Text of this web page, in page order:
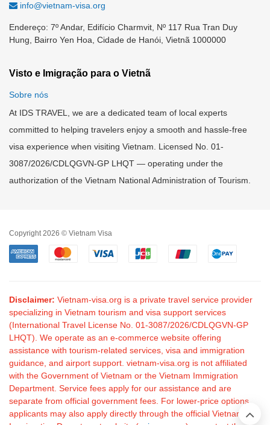
info@vietnam-visa.org
Endereço: 7º Andar, Edifício Charmvit, Nº 117 Rua Tran Duy
Hung, Bairro Yen Hoa, Cidade de Hanói, Vietnã 1000000
Visto e Imigração para o Vietnã
Sobre nós
At IDS TRAVEL, we are a dedicated team of local experts
committed to helping travelers enjoy a smooth and hassle-free
visa experience when visiting Vietnam. Licensed No. 01-
3087/2026/CDLQGVN-GP LHQT — operating under the
authorization of the Vietnam National Administration of Tourism.
Copyright 2026 © Vietnam Visa
Disclaimer: Vietnam-visa.org is a private travel service provider
specializing in Vietnam tourism and visa support services
(International Travel License No. 01-3087/2026/CDLQGVN-GP
LHQT). We operate as an e-commerce website offering
assistance with tourism-related services, visa and immigration
guidance, and airport support. vietnam-visa.org is not affiliated
with the Government of Vietnam or the Vietnam Immigration
Department. Service fees apply for our assistance and are
separate from official government fees. For lower-price options,
applicants may also apply directly through the official Vietnam